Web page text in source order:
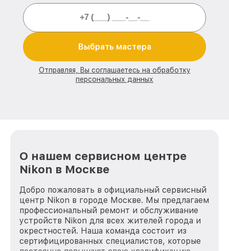
Выбрать мастера
Отправляя, Вы соглашаетесь на обработку
персональных данных
О нашем сервисном центре
Nikon в Москве
Добро пожаловать в официальный сервисный
центр Nikon в городе Москве. Мы предлагаем
профессиональный ремонт и обслуживание
устройств Nikon для всех жителей города и
окрестностей. Наша команда состоит из
сертифицированных специалистов, которые